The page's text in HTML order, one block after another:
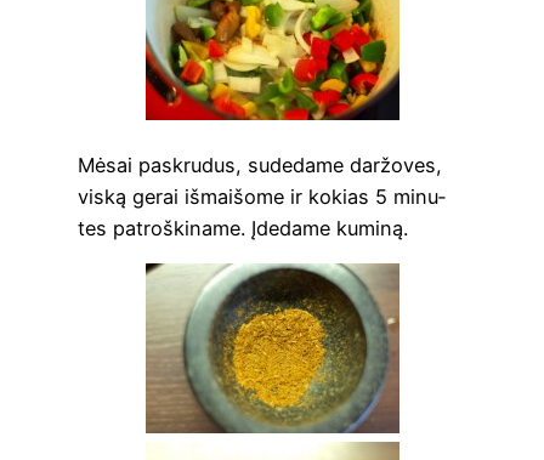
Mėsai paskru­dus, sude­da­me dar­žo­ves,
vis­ką gerai išmai­šo­me ir kokias 5 minu­
tes patroš­ki­na­me. Įde­da­me kuminą.